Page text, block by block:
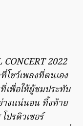
2022
ชว์เพลงที่ตนเอง
เพื่อให้ผู้ชมประทับ
งแน่นอน ทิ้งท้าย
รดิวเซอร์